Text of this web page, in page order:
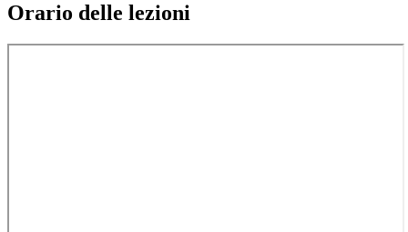
Orario delle lezioni